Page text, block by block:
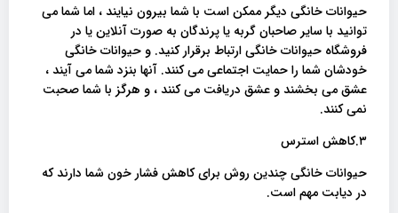
حیوانات خانگی دیگر ممکن است با شما بیرون نیایند ، اما شما می
توانید با سایر صاحبان گربه یا پرندگان به صورت آنلاین یا در
فروشگاه حیوانات خانگی ارتباط برقرار کنید. و حیوانات خانگی
خودشان شما را حمایت اجتماعی می کنند. آنها بنزد شما می آیند ،
عشق می بخشند و عشق دریافت می کنند ، و هرگز با شما صحبت
نمی کنند.
۳.کاهش استرس
حیوانات خانگی چندین روش برای کاهش فشار خون شما دارند که
در دیابت مهم است.